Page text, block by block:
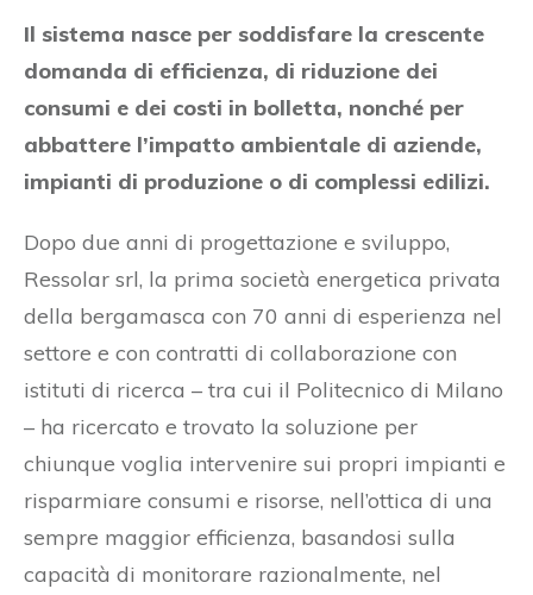
Il sistema nasce per soddisfare la crescente
domanda di efficienza, di riduzione dei
consumi e dei costi in bolletta, nonché per
abbattere l’impatto ambientale di aziende,
impianti di produzione o di complessi edilizi.
Dopo due anni di progettazione e sviluppo,
Ressolar srl, la prima società energetica privata
della bergamasca con 70 anni di esperienza nel
settore e con contratti di collaborazione con
istituti di ricerca – tra cui il Politecnico di Milano
– ha ricercato e trovato la soluzione per
chiunque voglia intervenire sui propri impianti e
risparmiare consumi e risorse, nell’ottica di una
sempre maggior efficienza, basandosi sulla
capacità di monitorare razionalmente, nel